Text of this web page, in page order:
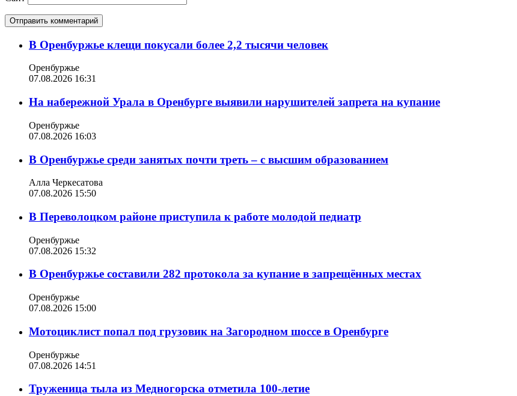
В Оренбуржье клещи покусали более 2,2 тысячи человек
Оренбуржье
07.08.2026 16:31
На набережной Урала в Оренбурге выявили нарушителей запрета на купание
Оренбуржье
07.08.2026 16:03
В Оренбуржье среди занятых почти треть – с высшим образованием
Алла Черкесатова
07.08.2026 15:50
В Переволоцком районе приступила к работе молодой педиатр
Оренбуржье
07.08.2026 15:32
В Оренбуржье составили 282 протокола за купание в запрещённых местах
Оренбуржье
07.08.2026 15:00
Мотоциклист попал под грузовик на Загородном шоссе в Оренбурге
Оренбуржье
07.08.2026 14:51
Труженица тыла из Медногорска отметила 100-летие